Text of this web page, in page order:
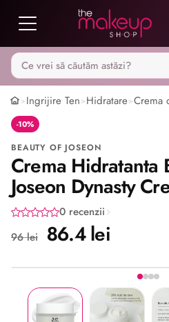
Caută pe MakeupShop
>Ingrijire Ten>Hidratare>Crema
-10%
BEAUTY OF JOSEON
Crema Hidratanta
Joseon Dynasty
0 recenzii
96 lei
86.4 lei